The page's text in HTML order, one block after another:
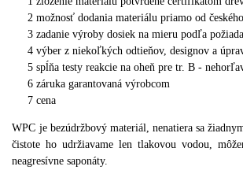
2 možnosť dodania materiálu priamo od
3 zadanie výroby dosiek na mieru podľa
4 výber z niekoľkých odtieňov, designov a
5 spĺňa testy reakcie na oheň pre tr. B -
6 záruka garantovaná výrobcom
7 cena
WPC je bezúdržbový materiál, nenatiera sa
čistote ho udržiavame len tlakovou vodou,
neagresívne saponáty.